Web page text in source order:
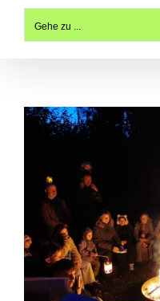
Gehe zu ...